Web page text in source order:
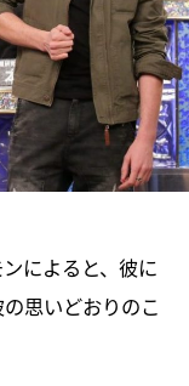
によると、彼に
思いどおりのこ